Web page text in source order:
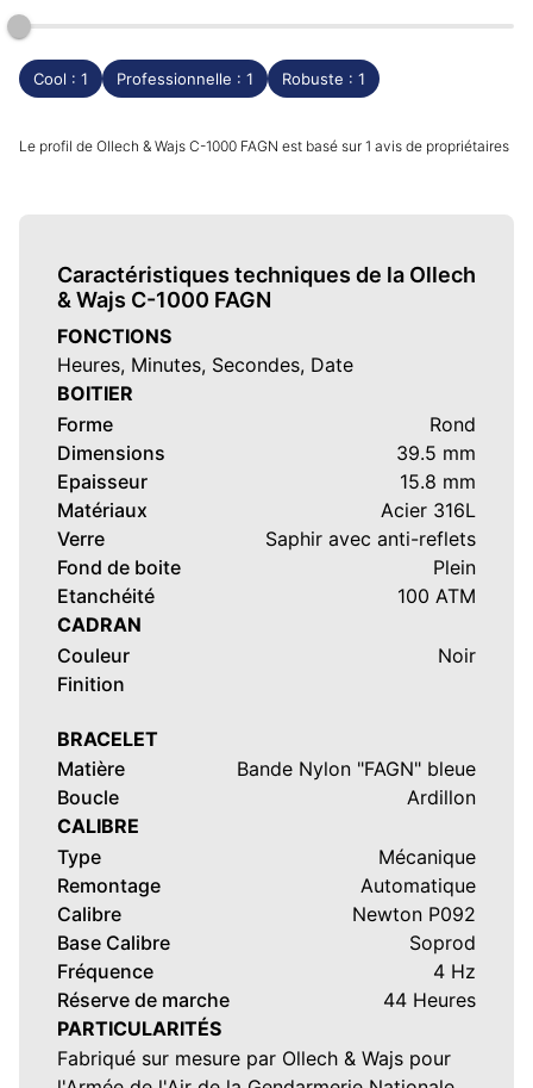
Cool : 1 Professionnelle : 1 Robuste : 1
Le profil de Ollech & Wajs C-1000 FAGN est basé sur 1 avis de propriétaires
Caractéristiques techniques de la Ollech
& Wajs C-1000 FAGN
FONCTIONS
Heures, Minutes, Secondes, Date
BOITIER
Forme
Rond
Dimensions
39.5 mm
Epaisseur
15.8 mm
Matériaux
Acier 316L
Verre
Saphir avec anti-reflets
Fond de boite
Plein
Etanchéité
100 ATM
CADRAN
Couleur
Noir
Finition
BRACELET
Matière
Bande Nylon "FAGN" bleue
Boucle
Ardillon
CALIBRE
Type
Mécanique
Remontage
Automatique
Calibre
Newton P092
Base Calibre
Soprod
Fréquence
4 Hz
Réserve de marche
44 Heures
PARTICULARITÉS
Fabriqué sur mesure par Ollech & Wajs pour